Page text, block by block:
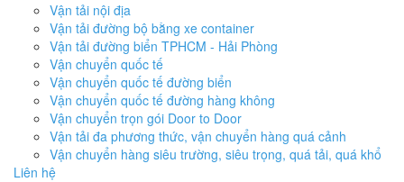
Vận tải nội địa
Vận tải đường bộ bằng xe container
Vận tải đường biển TPHCM - Hải Phòng
Vận chuyển quốc tế
Vận chuyển quốc tế đường biển
Vận chuyển quốc tế đường hàng không
Vận chuyển trọn gói Door to Door
Vận tải đa phương thức, vận chuyển hàng quá cảnh
Vận chuyển hàng siêu trường, siêu trọng, quá tải, quá khổ
Liên hệ